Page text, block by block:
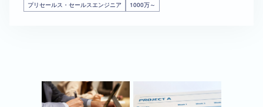
プリセールス・セールスエンジニア
1000万～